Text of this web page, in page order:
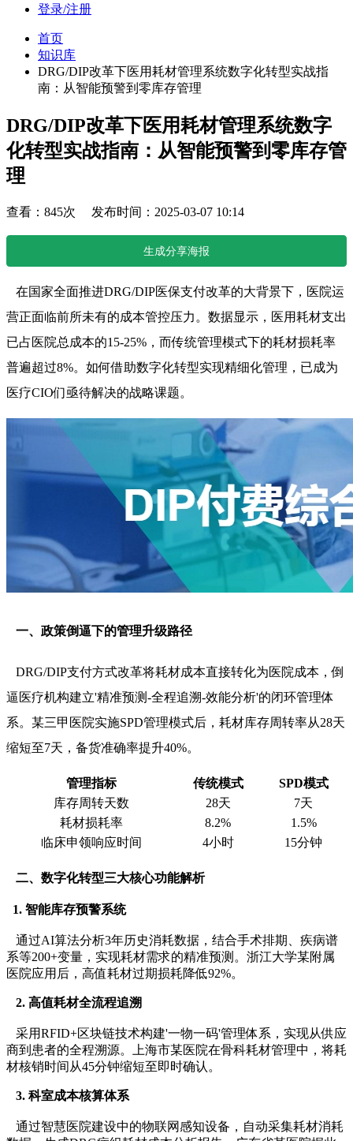
登录/注册
首页
知识库
DRG/DIP改革下医用耗材管理系统数字化转型实战指
南：从智能预警到零库存管理
DRG/DIP改革下医用耗材管理系统数字
化转型实战指南：从智能预警到零库存管
理
查看：845次 发布时间：2025-03-07 10:14
生成分享海报
在国家全面推进DRG/DIP医保支付改革的大背景下，医院运
营正面临前所未有的成本管控压力。数据显示，医用耗材支出
已占医院总成本的15-25%，而传统管理模式下的耗材损耗率
普遍超过8%。如何借助数字化转型实现精细化管理，已成为
医疗CIO们亟待解决的战略课题。
一、政策倒逼下的管理升级路径
DRG/DIP支付方式改革将耗材成本直接转化为医院成本，倒
逼医疗机构建立'精准预测-全程追溯-效能分析'的闭环管理体
系。某三甲医院实施SPD管理模式后，耗材库存周转率从28天
缩短至7天，备货准确率提升40%。
管理指标 传统模式
SPD模式
库存周转天数
28天
7天
耗材损耗率
8.2%
1.5%
临床申领响应时间
4小时 15分钟
二、数字化转型三大核心功能解析
1. 智能库存预警系统
通过AI算法分析3年历史消耗数据，结合手术排期、疾病谱
系等200+变量，实现耗材需求的精准预测。浙江大学某附属
医院应用后，高值耗材过期损耗降低92%。
2. 高值耗材全流程追溯
采用RFID+区块链技术构建'一物一码'管理体系，实现从供应
商到患者的全程溯源。上海市某医院在骨科耗材管理中，将耗
材核销时间从45分钟缩短至即时确认。
3. 科室成本核算体系
通过智慧医院建设中的物联网感知设备，自动采集耗材消耗